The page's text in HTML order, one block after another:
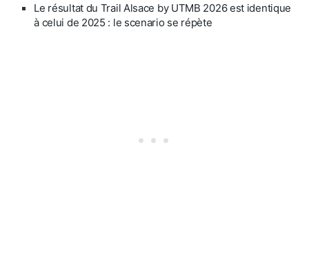
Le résultat du Trail Alsace by UTMB 2026 est identique
à celui de 2025 : le scenario se répète